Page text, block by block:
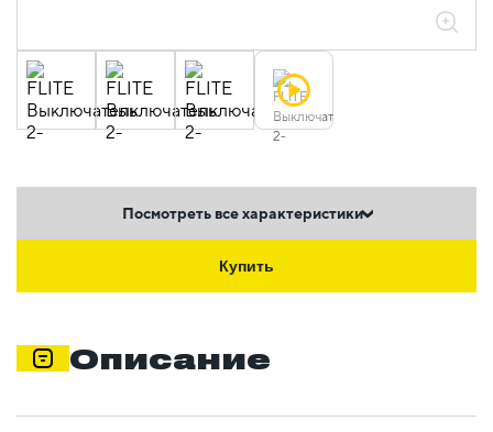
Посмотреть все характеристики
Купить
Описание